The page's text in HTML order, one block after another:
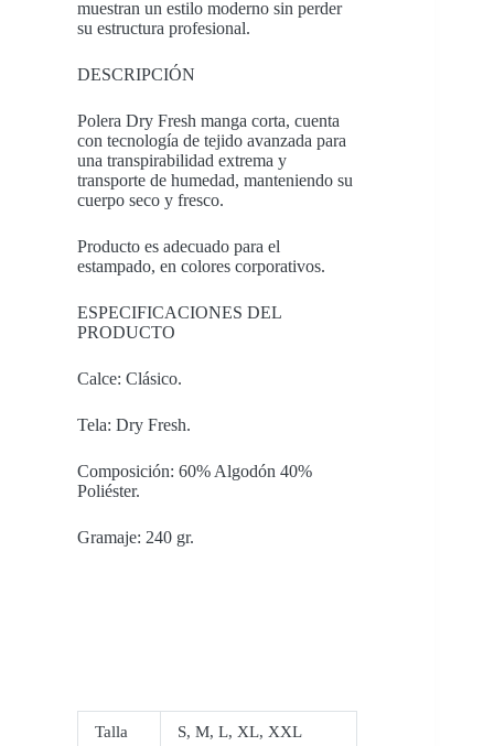
muestran un estilo moderno sin perder
su estructura profesional.
DESCRIPCIÓN
Polera Dry Fresh manga corta, cuenta
con tecnología de tejido avanzada para
una transpirabilidad extrema y
transporte de humedad, manteniendo su
cuerpo seco y fresco.
Producto es adecuado para el
estampado, en colores corporativos.
ESPECIFICACIONES DEL
PRODUCTO
Calce: Clásico.
Tela: Dry Fresh.
Composición: 60% Algodón 40%
Poliéster.
Gramaje: 240 gr.
Talla S, M, L, XL, XXL